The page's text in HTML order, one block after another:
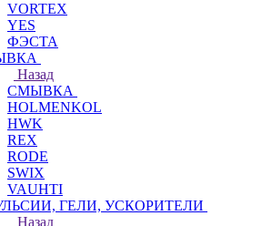
VORTEX
YES
ФЭСТА
Назад
СМЫВКА
HOLMENKOL
HWK
REX
RODE
SWIX
VAUHTI
ГЕЛИ, УСКОРИТЕЛИ
Назад